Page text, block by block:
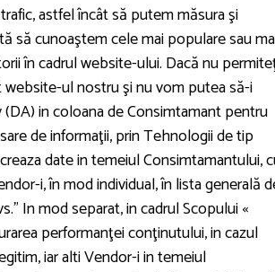
astfel încât să putem măsura şi
să cunoaştem cele mai populare sau
în cadrul website-ului. Dacă nu
website-ul nostru şi nu vom putea să-i
in coloana de Consimtamant pentru
de informaţii, prin Tehnologii de tip
date in temeiul Consimtamantului,
i, în mod individual, în lista generală
In mod separat, in cadrul Scopului «
performanţei conţinutului, in cazul
iar alti Vendor-i in temeiul